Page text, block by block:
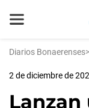
Diarios Bonaerenses>
2 de diciembre de